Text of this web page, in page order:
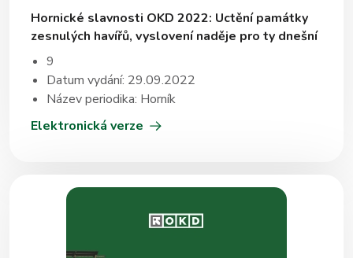
Hornické slavnosti OKD 2022: Uctění památky
zesnulých havířů, vyslovení naděje pro ty dnešní
9
Datum vydání: 29.09.2022
Název periodika: Horník
Elektronická verze